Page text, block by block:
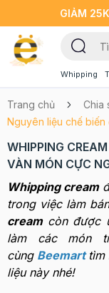
GIẢM
Whipping
Trang chủ Chia
Nguyên liệu chế
WHIPPING
VÀN MÓN CỰC
Whipping cream
trong việc làm
creamcòn được
làm các món
cùng Beemart tìm
liệu này nhé!